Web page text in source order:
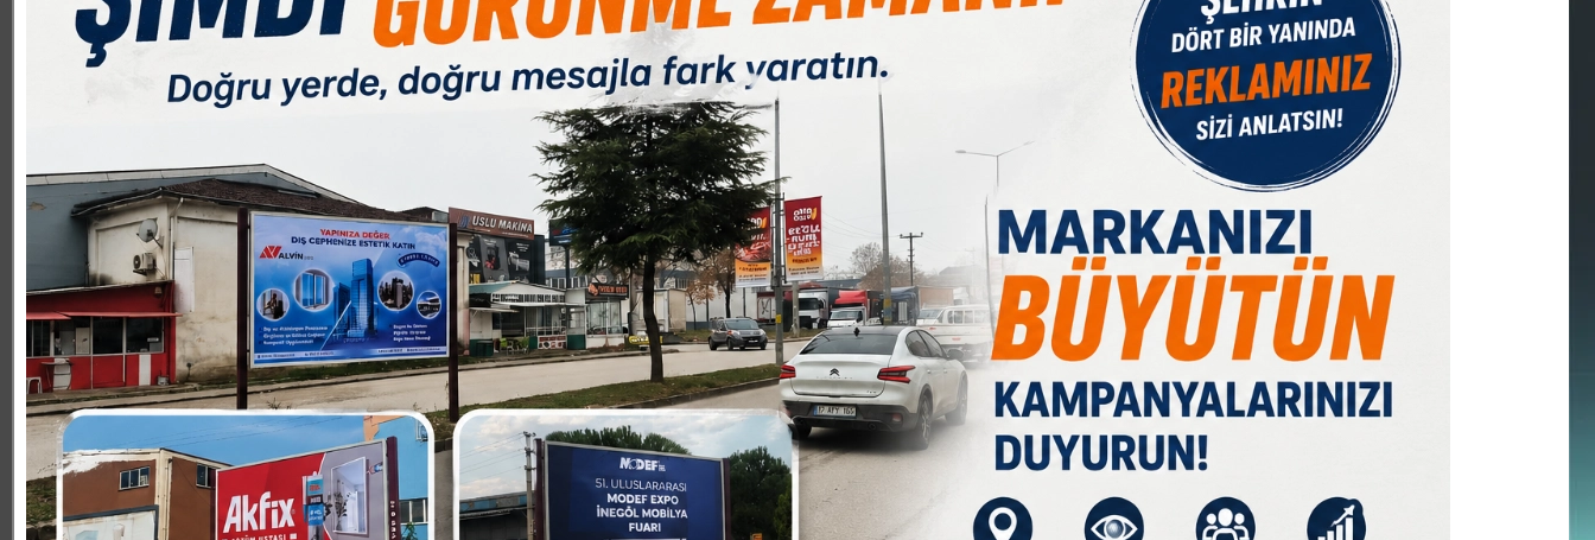
Paylas Paylas Paylas Paylas
Kani Ademoğlu tazılı açıklamasında şunları söyledi. “Kıymetli İnegöllüler,Değerli İnegölspor Taraftarları,Göreve
geldiğimiz kısa süre içerisinde, kulübümüzün içinde bulunduğu zorlu koşulları aşması için siyasetçisinden belediye
başkanına, iş adamından taraftarına, yöneticisine her birimiz gece gündüz çalışıyoruz. Sizlerin haklı ve gururlu
desteğini de her zaman yüreğimizde hissediyoruz. İnegölspor’umuzun mevcut durumunu sizlerle ve kamuoyu ile şeffaf
biçimde paylaşmak ve geleceğe dair umut dolu planlarımızı sizlerle aktarmak istiyoruz. Kongre sürecinde malumunuz
olduğu üzere Kulübümüz, kayda değer bir borç stoğu ile karşı karşıya. Bu borcun bir kısmı, geçmiş dönemlerden kalan
futbolcu ödemeleri nedeniyle Türkiye Futbol Federasyonu nezdinde transfer yasağına yol açmış. Yeni yönetim olarak,
bu borçların bir kısmını futbolcular ile müzakere yoluyla ödedik ve kalan kısmını en kısa sürede kapatmak için var
gücümüzle çalışıyoruz. SGK, vergi gibi kamusal borçlar ise kesinlikle çok önemli. Bir kere ilerde bir gün ayrıldığımızda
bizden sonraki yönetime tek kuruş devlet borcu bırakmamak gibi bir hedefimiz olduğunu sizlerle özellikle paylaşmak
istiyorum. Zira takım otobüsü meselesi ile neler olabileceği herkes tarafından görüldü. Dolayısıyla temmuz ayı
itibarıyla kamusal borçlarımızı yapılandırılarak sürdürülebilir bir ödeme planına dönüştürüleceğimizi ifade etmek
istiyorum.”